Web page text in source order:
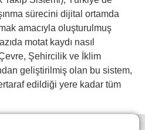
sürecini dijital ortamda
amacıyla oluşturulmuş
motat kaydı nasıl
Şehircilik ve İklim
geliştirilmiş olan bu sistem,
edildiği yere kadar tüm